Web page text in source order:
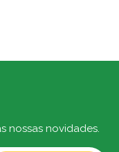
nossas novidades.